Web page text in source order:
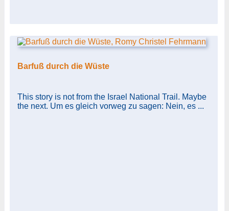
Barfuß durch die Wüste
This story is not from the Israel National Trail. Maybe
the next. Um es gleich vorweg zu sagen: Nein, es ...